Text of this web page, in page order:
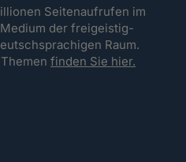
Seitenaufrufen im
der freigeistig-
Raum.
Themenfinden Sie hier.